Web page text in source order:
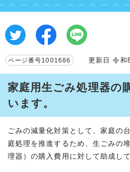
ページ番号1001686 更新日 令和8
家庭用生ごみ処理器の
います。
ごみの減量化対策として、家庭の
庭処理を推進するため、生ごみの
理器）の購入費用に対して助成して